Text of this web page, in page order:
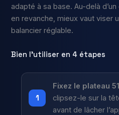
adapté à sa base. Au-delà
en revanche, mieux vaut viser
balancier réglable.
Bien l’utiliser en 4 étapes
Fixez le plateau
clipsez-le sur la
avant de lâcher